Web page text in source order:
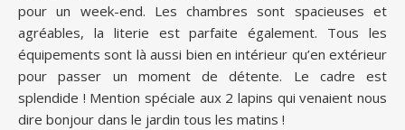
pour un week-end. Les chambres sont spacieuses et
agréables, la literie est parfaite également. Tous les
équipements sont là aussi bien en intérieur qu’en extérieur
pour passer un moment de détente. Le cadre est
splendide ! Mention spéciale aux 2 lapins qui venaient nous
dire bonjour dans le jardin tous les matins !